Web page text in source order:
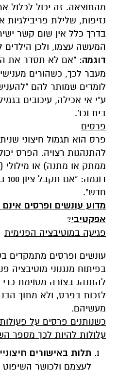
מהתוצאה. זה יכול לכלול
נזיפות, שלילת פריבילגיות
בדרך כלל אין שום קשר
המעשה עצמו, ולכן הילדים
דוגמה: "אם לא תסדר את
מעבר לכך, כשהורים
לומדים שמותר להם
ע"י אי אכילה, עיכובים
בית וכו'.
פרסים
פרס הוא תגמול חיצוני
להתנהגות רצויה. הפרס
ממתק או מתנה) או מילולי
חדש".
מדוע עונשים ופרסים אינם
אפקטיבי?
פגיעה במוטיבציה הפנימית
עונשים ופרסים מתמקדים
בפיתוח מנגנוני מוטיבציה
להתנהג בצורה מסוימת כדי
לזכות בפרס, ולא מתוך
מעשיהם.
כשנותנים פרסים על
עלולות להיות לכך מספר
תלות באישורים
לעצמם ולכושר